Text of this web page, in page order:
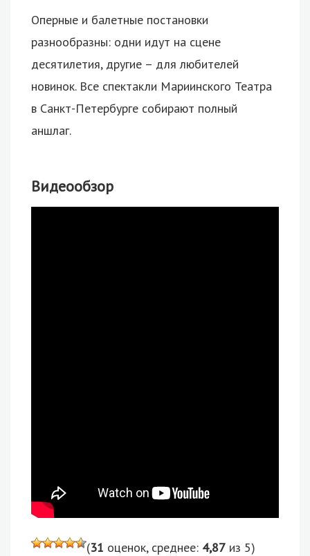
Оперные и балетные постановки
разнообразны: одни идут на сцене
десятилетия, другие – для любителей
новинок. Все спектакли Мариинского Театра
в Санкт-Петербурге собирают полный
аншлаг.
Видеообзор
(31 оценок, среднее: 4,87 из 5)